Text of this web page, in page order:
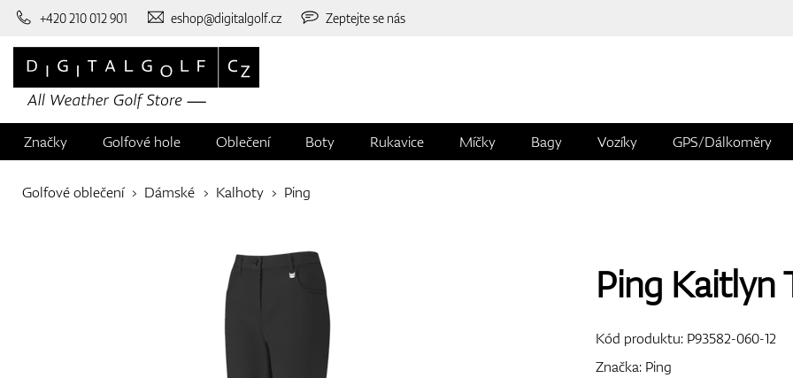
+420 210 012 901 eshop@digitalgolf.cz Zeptejte se nás
Značky Golfové hole Oblečení Boty Rukavice Míčky Bagy Vozíky GPS/Dálkoměry
Golfové oblečení Dámské Kalhoty Ping
Ping Kaitlyn
Kód produktu: P93582-060-12
Značka: Ping